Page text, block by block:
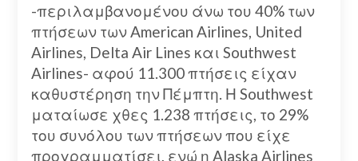
-περιλαμβανομένου άνω του 40% των
πτήσεων των American Airlines, United
Airlines, Delta Air Lines και Southwest
Airlines- αφού 11.300 πτήσεις είχαν
καθυστέρηση την Πέμπτη. Η Southwest
ματαίωσε χθες 1.238 πτήσεις, το 29%
του συνόλου των πτήσεων που είχε
προγραμματίσει, ενώ η Alaska Airlines